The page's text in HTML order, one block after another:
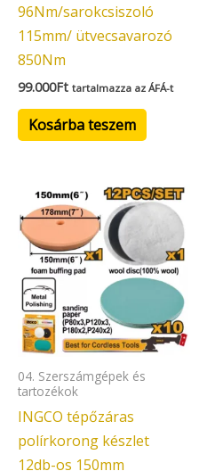
96Nm/sarokcsiszoló
115mm/ ütvecsavarozó
850Nm
99.000Ft tartalmazza az ÁFÁ-t
Kosárba teszem
04. Szerszámgépek és
tartozékok
INGCO tépőzáras
polírkorong készlet
12db-os 150mm